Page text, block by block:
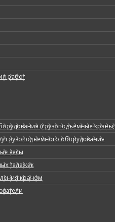
работ
(грузоподъемные краны,
грузоподъемного оборудования
весы
тележек
краном